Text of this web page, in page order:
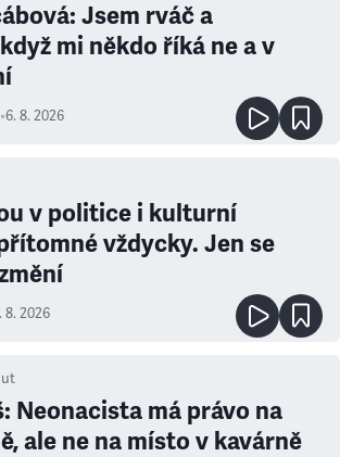
Jsem rváč a
mi někdo říká ne a v
•6. 8. 2026
v politice i kulturní
vždycky. Jen se
8. 2026
Neonacista má právo na
ale ne na místo v kavárně